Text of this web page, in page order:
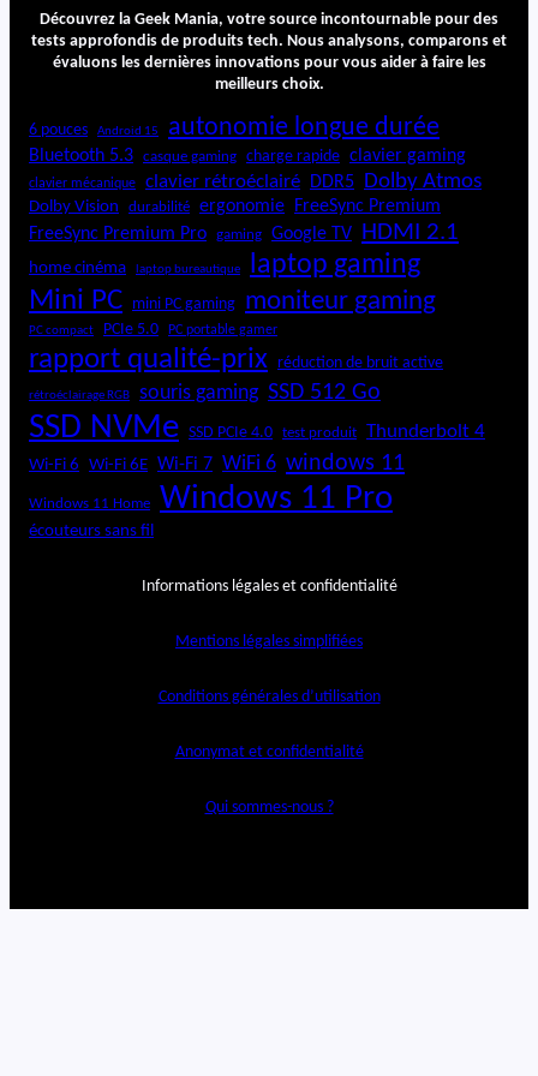
Découvrez la Geek Mania, votre source incontournable pour des
tests approfondis de produits tech. Nous analysons, comparons et
évaluons les dernières innovations pour vous aider à faire les
meilleurs choix.
6 pouces Android 15 autonomie longue durée
Bluetooth 5.3 casque gaming charge rapide clavier gaming
clavier mécanique clavier rétroéclairé DDR5 Dolby Atmos
Dolby Vision durabilité ergonomie
FreeSync Premium
FreeSync Premium Pro
gaming Google TV HDMI 2.1
home cinéma laptop bureautique laptop gaming
Mini PC mini PC gaming moniteur gaming
PC compact PCIe 5.0 PC portable gamer
rapport qualité-prix réduction de bruit active
rétroéclairage RGB souris gaming SSD 512 Go
SSD NVMe SSD PCIe 4.0 test produit Thunderbolt 4
Wi-Fi 6 Wi-Fi 6E Wi-Fi 7 WiFi 6 windows 11
Windows 11 Home Windows 11 Pro
écouteurs sans fil
Informations légales et confidentialité
Mentions légales simplifiées
Conditions générales d’utilisation
Anonymat et confidentialité
Qui sommes-nous ?